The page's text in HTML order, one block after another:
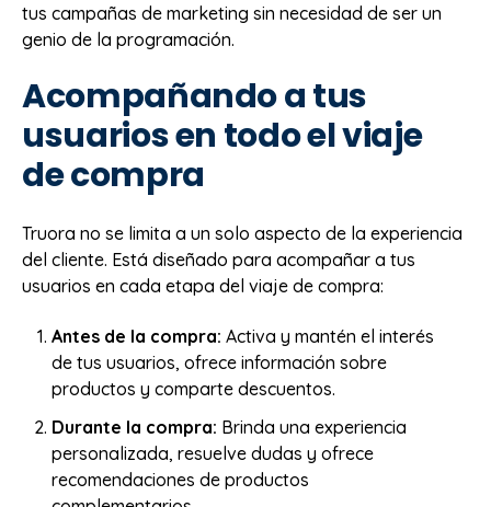
tus campañas de marketing sin necesidad de ser un
genio de la programación.
Acompañando a tus
usuarios en todo el viaje
de compra
Truora no se limita a un solo aspecto de la experiencia
del cliente. Está diseñado para acompañar a tus
usuarios en cada etapa del viaje de compra:
Antes de la compra:Activa y mantén el interés
de tus usuarios, ofrece información sobre
productos y comparte descuentos.
Durante la compra: Brinda una experiencia
personalizada, resuelve dudas y ofrece
recomendaciones de productos